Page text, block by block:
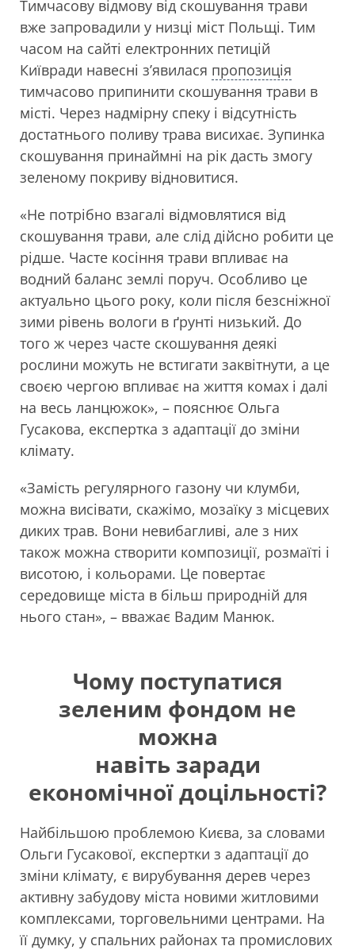
Тимчасову відмову від скошування трави
вже запровадили у низці міст Польщі. Тим
часом на сайті електронних петицій
Київради навесні з’явилася пропозиція
тимчасово припинити скошування трави в
місті. Через надмірну спеку і відсутність
достатнього поливу трава висихає. Зупинка
скошування принаймні на рік дасть змогу
зеленому покриву відновитися.
«Не потрібно взагалі відмовлятися від
скошування трави, але слід дійсно робити це
рідше. Часте косіння трави впливає на
водний баланс землі поруч. Особливо це
актуально цього року, коли після безсніжної
зими рівень вологи в ґрунті низький. До
того ж через часте скошування деякі
рослини можуть не встигати заквітнути, а це
своєю чергою впливає на життя комах і далі
на весь ланцюжок», – пояснює Ольга
Гусакова, експертка з адаптації до зміни
клімату.
«Замість регулярного газону чи клумби,
можна висівати, скажімо, мозаїку з місцевих
диких трав. Вони невибагливі, але з них
також можна створити композиції, розмаїті і
висотою, і кольорами. Це повертає
середовище міста в більш природній для
нього стан», – вважає Вадим Манюк.
Чому поступатися
зеленим фондом не
можна
навіть заради
економічної доцільності?
Найбільшою проблемою Києва, за словами
Ольги Гусакової, експертки з адаптації до
зміни клімату, є вирубування дерев через
активну забудову міста новими житловими
комплексами, торговельними центрами. На
її думку, у спальних районах та промислових